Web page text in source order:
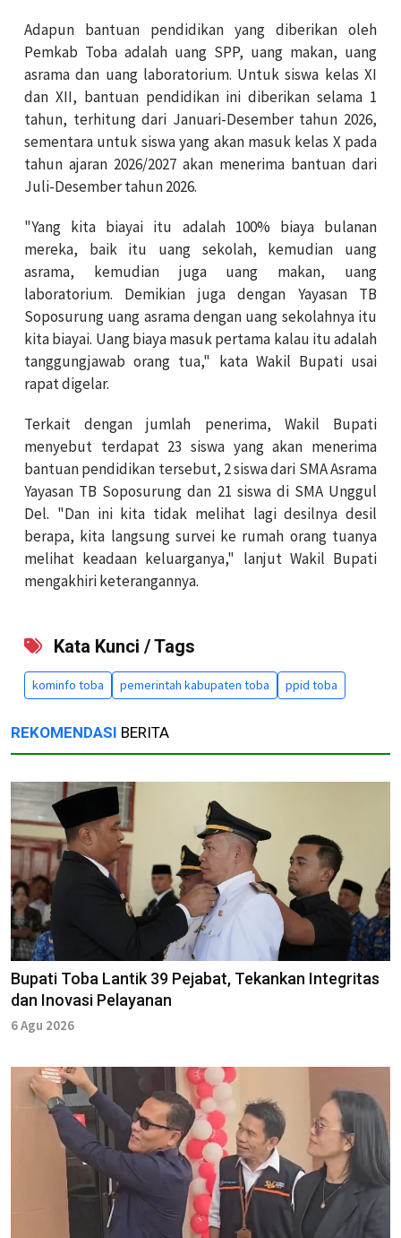
Adapun bantuan pendidikan yang diberikan oleh
Pemkab Toba adalah uang SPP, uang makan, uang
asrama dan uang laboratorium. Untuk siswa kelas XI
dan XII, bantuan pendidikan ini diberikan selama 1
tahun, terhitung dari Januari-Desember tahun 2026,
sementara untuk siswa yang akan masuk kelas X pada
tahun ajaran 2026/2027 akan menerima bantuan dari
Juli-Desember tahun 2026.
"Yang kita biayai itu adalah 100% biaya bulanan
mereka, baik itu uang sekolah, kemudian uang
asrama, kemudian juga uang makan, uang
laboratorium. Demikian juga dengan Yayasan TB
Soposurung uang asrama dengan uang sekolahnya itu
kita biayai. Uang biaya masuk pertama kalau itu adalah
tanggungjawab orang tua," kata Wakil Bupati usai
rapat digelar.
Terkait dengan jumlah penerima, Wakil Bupati
menyebut terdapat 23 siswa yang akan menerima
bantuan pendidikan tersebut, 2 siswa dari SMA Asrama
Yayasan TB Soposurung dan 21 siswa di SMA Unggul
Del. "Dan ini kita tidak melihat lagi desilnya desil
berapa, kita langsung survei ke rumah orang tuanya
melihat keadaan keluarganya," lanjut Wakil Bupati
mengakhiri keterangannya.
Kata Kunci / Tags
kominfo toba pemerintah kabupaten toba ppid toba
REKOMENDASI BERITA
Bupati Toba Lantik 39 Pejabat, Tekankan Integritas
dan Inovasi Pelayanan
6 Agu 2026